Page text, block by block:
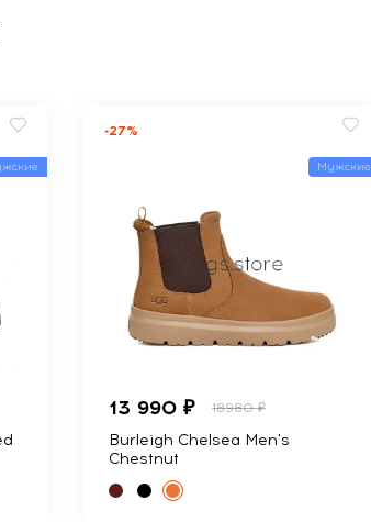
Мужские
-27%
13 990 ₽ 18980 ₽
Burleigh Chelsea Men's
Chestnut